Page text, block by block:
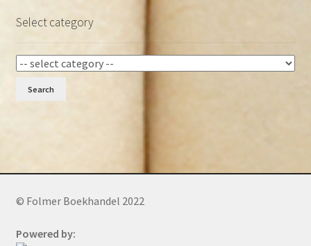
Select category
Search
© Folmer Boekhandel 2022
Powered by: